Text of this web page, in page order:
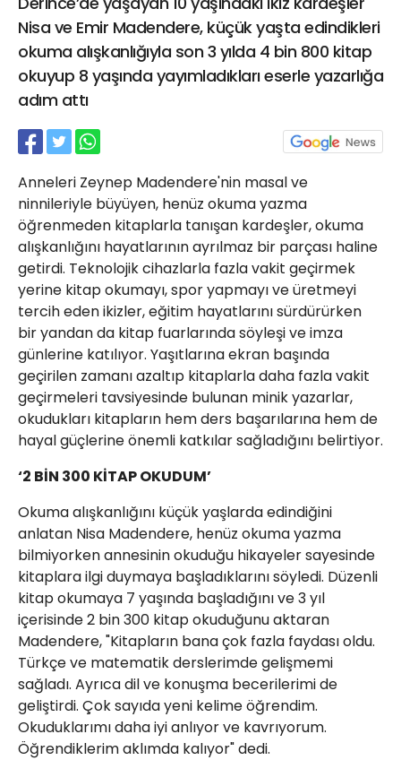
Nisa ve Emir Madendere, küçük yaşta edindikleri
okuma alışkanlığıyla son 3 yılda 4 bin 800 kitap
okuyup 8 yaşında yayımladıkları eserle yazarlığa
adım attı
Anneleri Zeynep Madendere'nin masal ve
ninnileriyle büyüyen, henüz okuma yazma
öğrenmeden kitaplarla tanışan kardeşler, okuma
alışkanlığını hayatlarının ayrılmaz bir parçası haline
getirdi. Teknolojik cihazlarla fazla vakit geçirmek
yerine kitap okumayı, spor yapmayı ve üretmeyi
tercih eden ikizler, eğitim hayatlarını sürdürürken
bir yandan da kitap fuarlarında söyleşi ve imza
günlerine katılıyor. Yaşıtlarına ekran başında
geçirilen zamanı azaltıp kitaplarla daha fazla vakit
geçirmeleri tavsiyesinde bulunan minik yazarlar,
okudukları kitapların hem ders başarılarına hem de
hayal güçlerine önemli katkılar sağladığını belirtiyor.
‘2 BİN 300 KİTAP OKUDUM’
Okuma alışkanlığını küçük yaşlarda edindiğini
anlatan Nisa Madendere, henüz okuma yazma
bilmiyorken annesinin okuduğu hikayeler sayesinde
kitaplara ilgi duymaya başladıklarını söyledi. Düzenli
kitap okumaya 7 yaşında başladığını ve 3 yıl
içerisinde 2 bin 300 kitap okuduğunu aktaran
Madendere, "Kitapların bana çok fazla faydası oldu.
Türkçe ve matematik derslerimde gelişmemi
sağladı. Ayrıca dil ve konuşma becerilerimi de
geliştirdi. Çok sayıda yeni kelime öğrendim.
Okuduklarımı daha iyi anlıyor ve kavrıyorum.
Öğrendiklerim aklımda kalıyor" dedi.
21 Gölcük
02624132333
haber@golcukpostasi.com